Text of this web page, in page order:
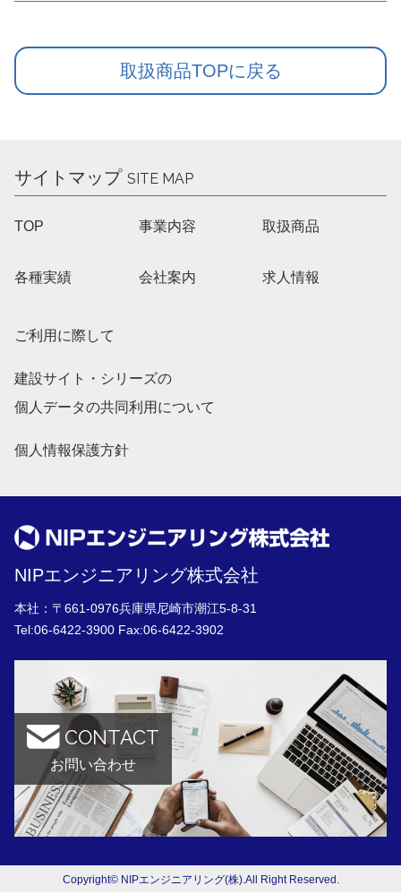
取扱商品TOPに戻る
サイトマップ SITE MAP
TOP 事業内容 取扱商品
各種実績 会社案内 求人情報
ご利用に際して
建設サイト・シリーズの
個人データの共同利用について
個人情報保護方針
NIPエンジニアリング株式会社
本社：〒661-0976兵庫県尼崎市潮江5-8-31
Tel:06-6422-3900 Fax:06-6422-3902
CONTACT
お問い合わせ
Copyright© NIPエンジニアリング(株).All Right Reserved.